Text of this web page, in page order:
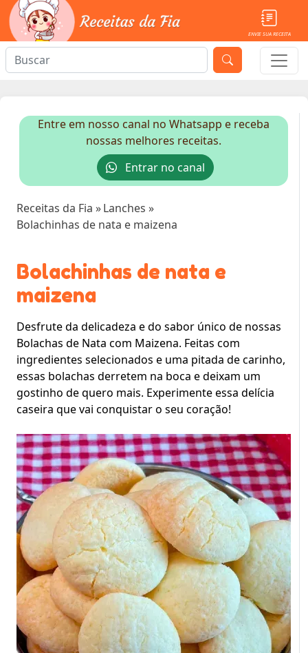
ENVIE SUA RECEITA
Entre em nosso canal no Whatsapp e receba
nossas melhores receitas.
Entrar no canal
Receitas da Fia »Lanches »
Bolachinhas de nata e maizena
Bolachinhas de nata e
maizena
Desfrute da delicadeza e do sabor único de nossas
Bolachas de Nata com Maizena. Feitas com
ingredientes selecionados e uma pitada de carinho,
essas bolachas derretem na boca e deixam um
gostinho de quero mais. Experimente essa delícia
caseira que vai conquistar o seu coração!